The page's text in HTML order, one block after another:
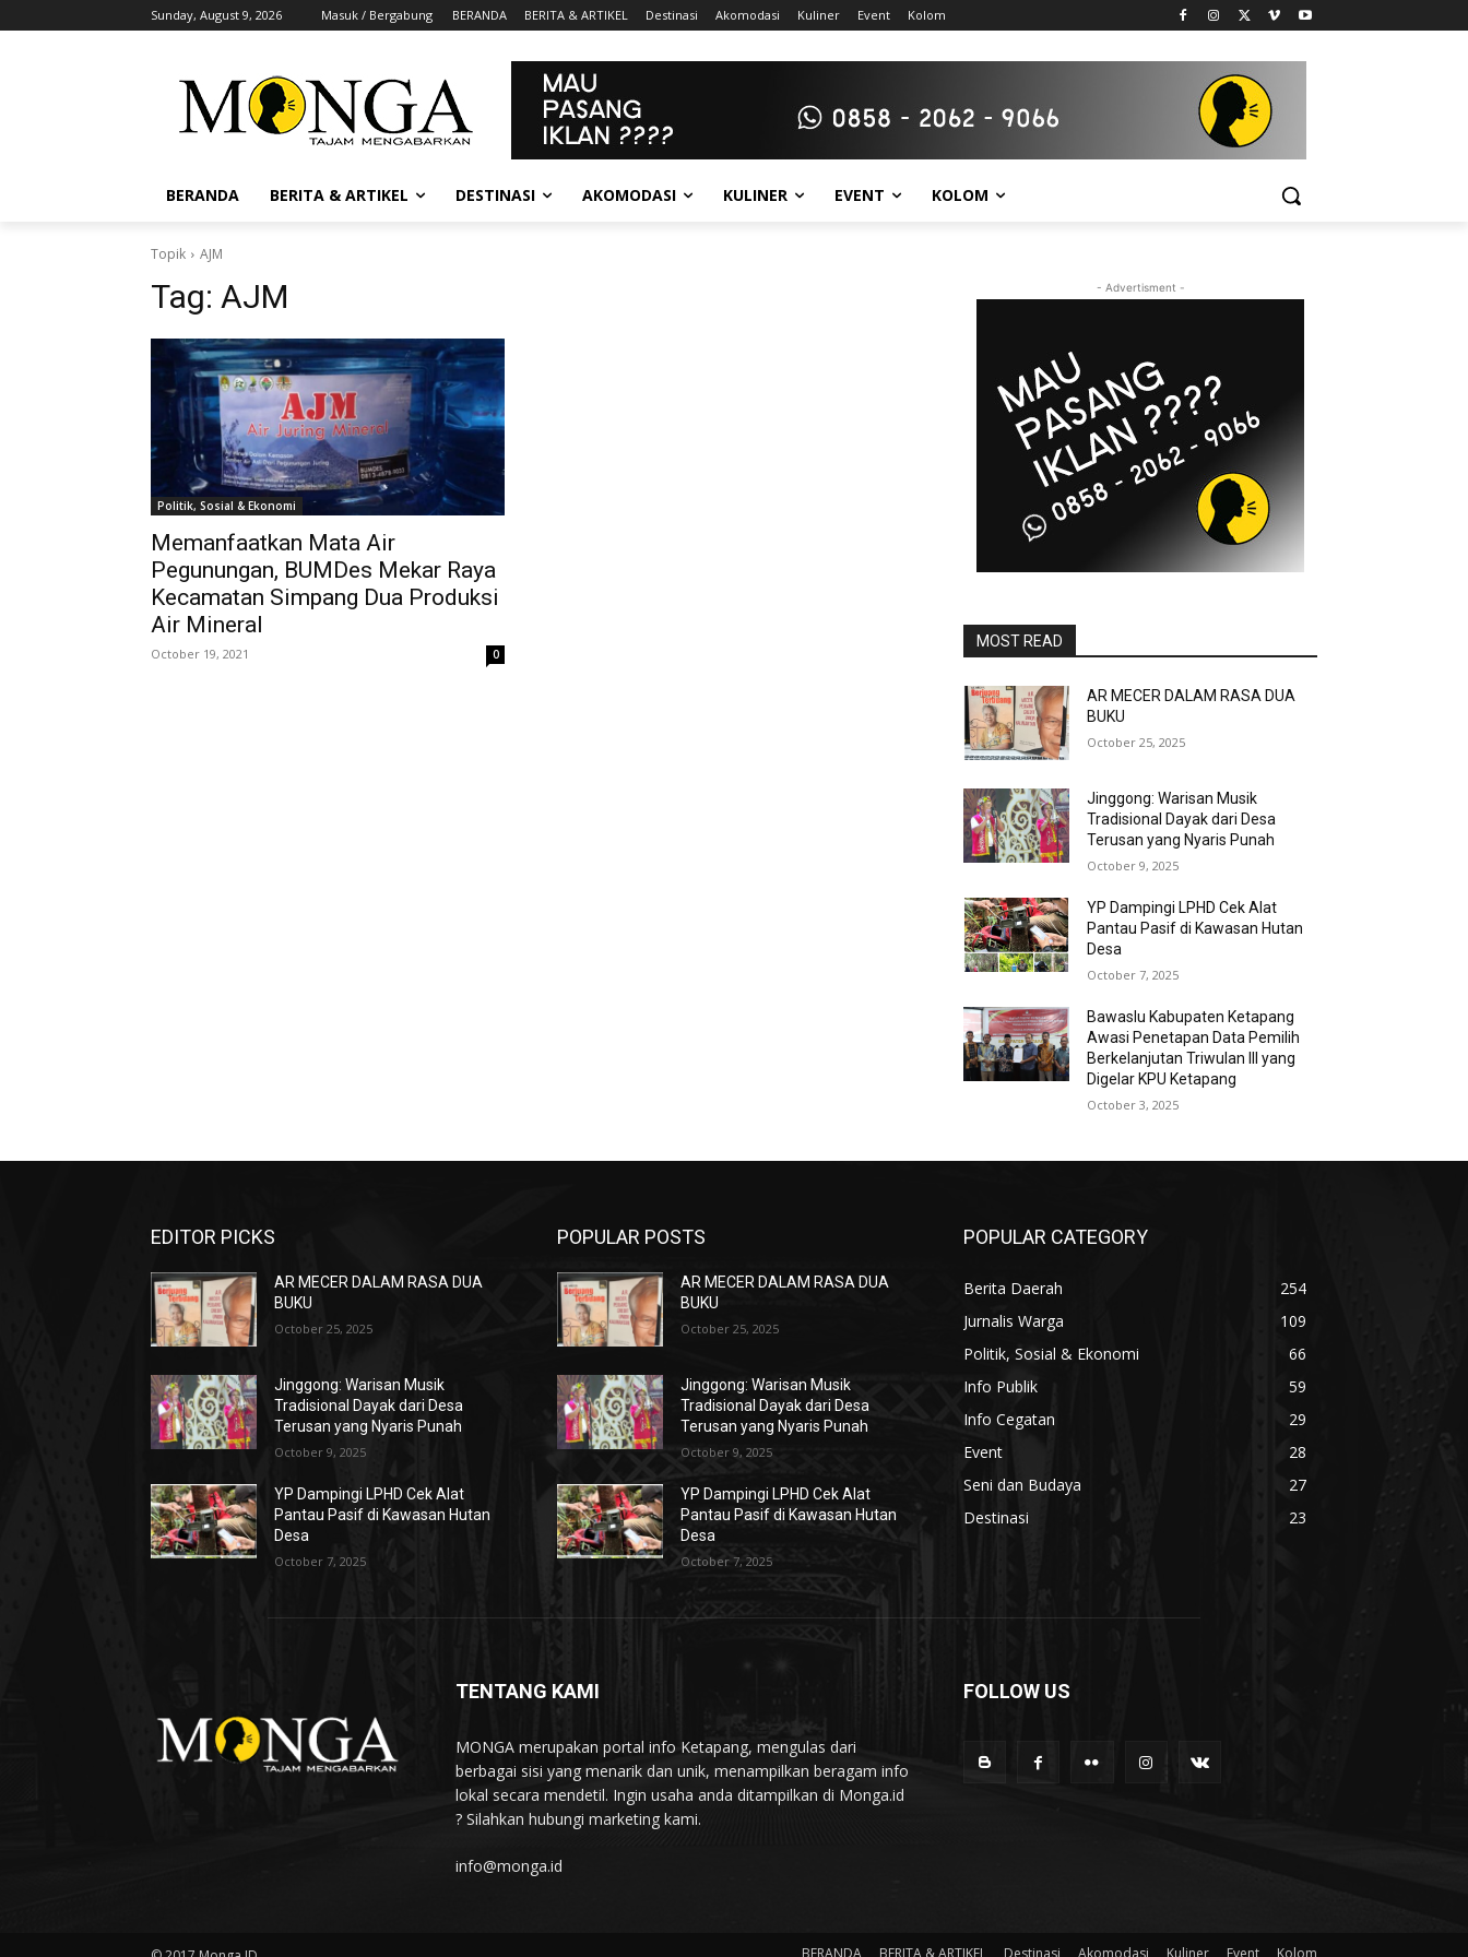
Sunday, August 9, 2026 Masuk / Bergabung BERANDA BERITA & ARTIKEL Destinasi Akomodasi Kuliner Event Kolom
BERANDA BERITA & ARTIKEL DESTINASI AKOMODASI KULINER EVENT KOLOM
Topik AJM
Tag: AJM
Politik, Sosial & Ekonomi
Memanfaatkan Mata Air
Pegunungan, BUMDes Mekar Raya
Kecamatan Simpang Dua Produksi
Air Mineral
October 19, 2021 0
- Advertisment -
MOST READ
AR MECER DALAM RASA DUA
BUKU
October 25, 2025
Jinggong: Warisan Musik
Tradisional Dayak dari Desa
Terusan yang Nyaris Punah
October 9, 2025
YP Dampingi LPHD Cek Alat
Pantau Pasif di Kawasan Hutan
Desa
October 7, 2025
Bawaslu Kabupaten Ketapang
Awasi Penetapan Data Pemilih
Berkelanjutan Triwulan III yang
Digelar KPU Ketapang
October 3, 2025
EDITOR PICKS
AR MECER DALAM RASA DUA
BUKU
October 25, 2025
Jinggong: Warisan Musik
Tradisional Dayak dari Desa
Terusan yang Nyaris Punah
October 9, 2025
YP Dampingi LPHD Cek Alat
Pantau Pasif di Kawasan Hutan
Desa
October 7, 2025
POPULAR POSTS
AR MECER DALAM RASA DUA
BUKU
October 25, 2025
Jinggong: Warisan Musik
Tradisional Dayak dari Desa
Terusan yang Nyaris Punah
October 9, 2025
YP Dampingi LPHD Cek Alat
Pantau Pasif di Kawasan Hutan
Desa
October 7, 2025
POPULAR CATEGORY
Berita Daerah
254
Jurnalis Warga
109
Politik, Sosial & Ekonomi
66
Info Publik
59
Info Cegatan
29
Event
28
Seni dan Budaya
27
Destinasi
23
TENTANG KAMI
MONGA merupakan portal info Ketapang, mengulas dari
berbagai sisi yang menarik dan unik, menampilkan beragam info
lokal secara mendetil. Ingin usaha anda ditampilkan di Monga.id
? Silahkan hubungi marketing kami.
info@monga.id
FOLLOW US
BERANDA BERITA & ARTIKEL Destinasi Akomodasi Kuliner Event Kolom